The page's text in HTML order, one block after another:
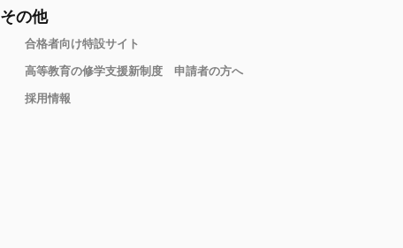
その他
合格者向け特設サイト
高等教育の修学支援新制度 申請者の方へ
採用情報